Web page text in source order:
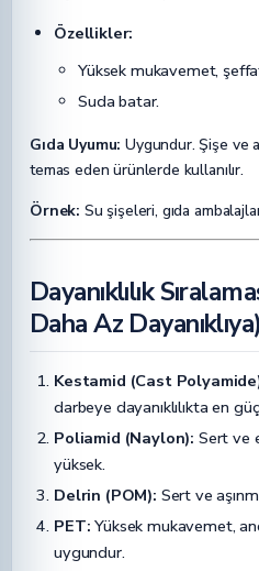
Özellikler:
Yüksek mukavemet,
Suda batar.
Gıda Uyumu: Uygundur. Şişe ve
temas eden ürünlerde kullanılır.
Örnek: Su şişeleri, gıda
Dayanıklılık
Daha Az
Kestamid (Cast
darbeye dayanıklılıkta en
Poliamid (Naylon): Sert ve
yüksek.
Delrin (POM): Sert ve
PET: Yüksek mukavemet,
uygundur.